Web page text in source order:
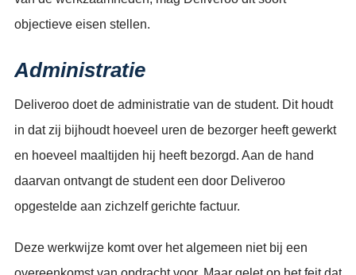
objectieve eisen stellen.
Administratie
Deliveroo doet de administratie van de student. Dit houdt
in dat zij bijhoudt hoeveel uren de bezorger heeft gewerkt
en hoeveel maaltijden hij heeft bezorgd. Aan de hand
daarvan ontvangt de student een door Deliveroo
opgestelde aan zichzelf gerichte factuur.
Deze werkwijze komt over het algemeen niet bij een